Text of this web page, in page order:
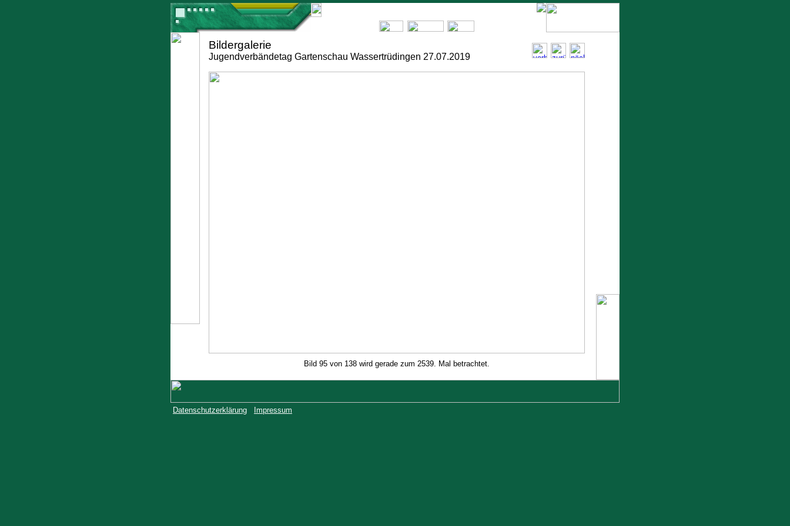
Bildergalerie
Jugendverbändetag Gartenschau Wassertrüdingen 27.07.2019
Bild 95 von 138 wird gerade zum 2539. Mal betrachtet.
Datenschutzerklärung Impressum